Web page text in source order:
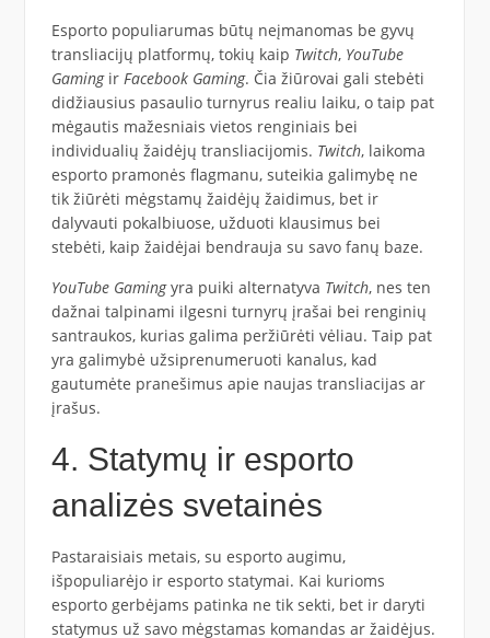
Esporto populiarumas būtų neįmanomas be gyvų
transliacijų platformų, tokių kaip Twitch, YouTube
Gamingir Facebook Gaming. Čia žiūrovai gali stebėti
didžiausius pasaulio turnyrus realiu laiku, o taip pat
mėgautis mažesniais vietos renginiais bei
individualių žaidėjų transliacijomis. Twitch, laikoma
esporto pramonės flagmanu, suteikia galimybę ne
tik žiūrėti mėgstamų žaidėjų žaidimus, bet ir
dalyvauti pokalbiuose, užduoti klausimus bei
stebėti, kaip žaidėjai bendrauja su savo fanų baze.
YouTube Gamingyra puiki alternatyva Twitch, nes ten
dažnai talpinami ilgesni turnyrų įrašai bei renginių
santraukos, kurias galima peržiūrėti vėliau. Taip pat
yra galimybė užsiprenumeruoti kanalus, kad
gautumėte pranešimus apie naujas transliacijas ar
įrašus.
4. Statymų ir esporto
analizės svetainės
Pastaraisiais metais, su esporto augimu,
išpopuliarėjo ir esporto statymai. Kai kurioms
esporto gerbėjams patinka ne tik sekti, bet ir daryti
statymus už savo mėgstamas komandas ar žaidėjus.